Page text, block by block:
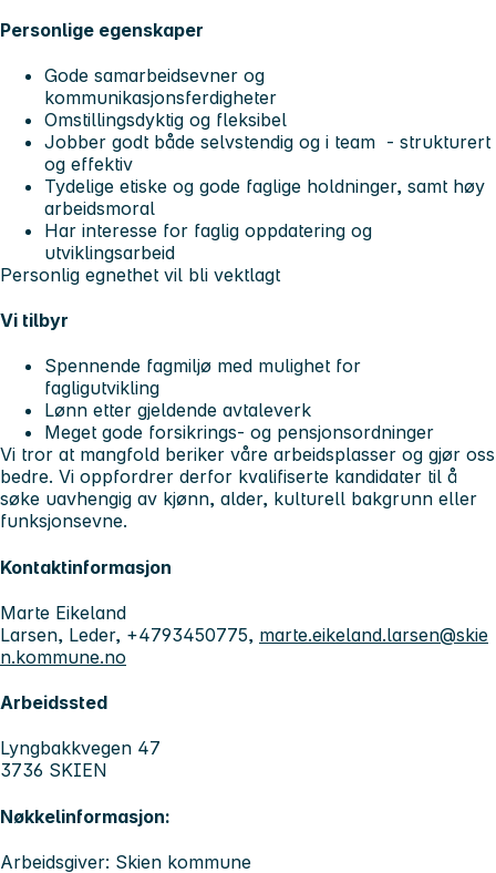
Personlige egenskaper
Gode samarbeidsevner og
kommunikasjonsferdigheter
Omstillingsdyktig og fleksibel
Jobber godt både selvstendig og i team - strukturert
og effektiv
Tydelige etiske og gode faglige holdninger, samt høy
arbeidsmoral
Har interesse for faglig oppdatering og
utviklingsarbeid
Personlig egnethet vil bli vektlagt
Vi tilbyr
Spennende fagmiljø med mulighet for
fagligutvikling
Lønn etter gjeldende avtaleverk
Meget gode forsikrings- og pensjonsordninger
Vi tror at mangfold beriker våre arbeidsplasser og gjør oss
bedre. Vi oppfordrer derfor kvalifiserte kandidater til å
søke uavhengig av kjønn, alder, kulturell bakgrunn eller
funksjonsevne.
Kontaktinformasjon
Marte Eikeland
Larsen, Leder, +4793450775, marte.eikeland.larsen@skie
n.kommune.no
Arbeidssted
Lyngbakkvegen 47
3736 SKIEN
Nøkkelinformasjon:
Arbeidsgiver: Skien kommune